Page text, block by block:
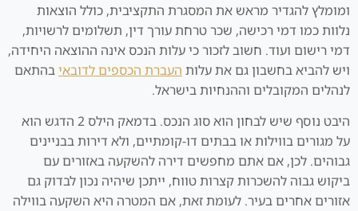
ומומלץ להגדיר מראש את המסגרת התקציבית, כולל הוצאות
נלוות כמו דמי רכישה, שכר טרחת עורך דין, תשלומים לרשויות,
דמי רישום ועוד. חשוב לזכור כי עלות הנכס אינה ההוצאה היחידה,
ויש להביא בחשבון גם את עלות העברת הכספים לדובאיבהתאם
לנהלים המקובלים וההנחיות בישראל.
היבט נוסף שיש לבחון הוא סוג הנכס. בדמאק הילס 2 הדגש הוא
על מגורים בווילות או בבתים דו-קומתיים, ולא דירות בבניינים
גבוהים. לכן, אם אתם מחפשים דירה להשקעה באזורים עם
ביקוש גבוה להשכרות קצרות טווח, ייתכן שיהיה נכון לבדוק גם
אזורים אחרים בעיר. לעומת זאת, אם המטרה היא השקעה בווילה